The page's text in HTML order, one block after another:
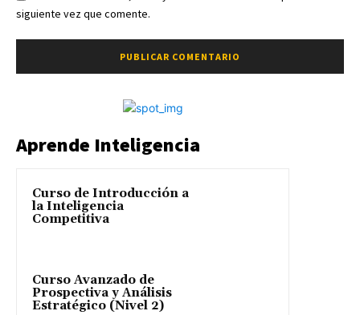
siguiente vez que comente.
Aprende Inteligencia
Curso de Introducción a
la Inteligencia
Competitiva
Curso Avanzado de
Prospectiva y Análisis
Estratégico (Nivel 2)